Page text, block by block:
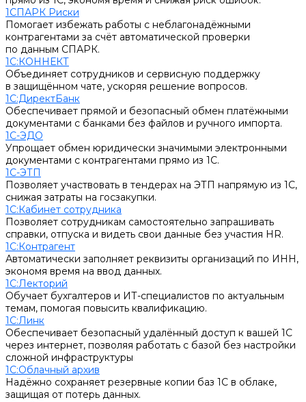
1СПАРК Риски
Помогает избежать работы с неблагонадёжными
контрагентами за счёт автоматической проверки
по данным СПАРК.
1С:КОННЕКТ
Объединяет сотрудников и сервисную поддержку
в защищённом чате, ускоряя решение вопросов.
1С:ДиректБанк
Обеспечивает прямой и безопасный обмен платёжными
документами с банками без файлов и ручного импорта.
1С-ЭДО
Упрощает обмен юридически значимыми электронными
документами с контрагентами прямо из 1С.
1С-ЭТП
Позволяет участвовать в тендерах на ЭТП напрямую из 1С,
снижая затраты на госзакупки.
1С:Кабинет сотрудника
Позволяет сотрудникам самостоятельно запрашивать
справки, отпуска и видеть свои данные без участия HR.
1С:Контрагент
Автоматически заполняет реквизиты организаций по ИНН,
экономя время на ввод данных.
1С:Лекторий
Обучает бухгалтеров и ИТ-специалистов по актуальным
темам, помогая повысить квалификацию.
1С:Линк
Обеспечивает безопасный удалённый доступ к вашей 1С
через интернет, позволяя работать с базой без настройки
сложной инфраструктуры
1С:Облачный архив
Надёжно сохраняет резервные копии баз 1С в облаке,
защищая от потерь данных.